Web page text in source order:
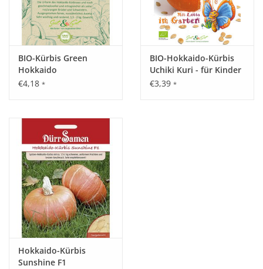
BIO-Kürbis Green
Hokkaido
€4,18 *
BIO-Hokkaido-Kürbis
Uchiki Kuri - für Kinder
€3,39 *
Hokkaido-Kürbis
Sunshine F1